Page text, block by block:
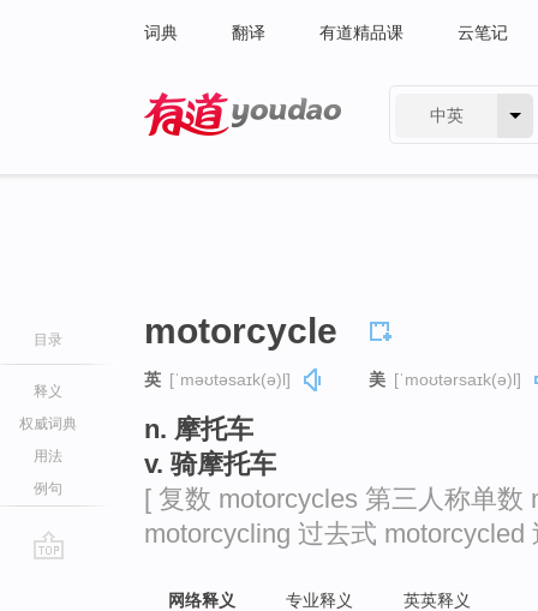
词典 翻译 有道精品课 云笔记
中英
目录
释义
权威词典
用法
例句
motorcycle
英 [ˈməʊtəsaɪk(ə)l] 美 [ˈmoʊtərsaɪk(ə)l]
n. 摩托车
v. 骑摩托车
[ 复数 motorcycles 第三人称单数
motorcycling 过去式 motorcycled
网络释义 专业释义 英英释义